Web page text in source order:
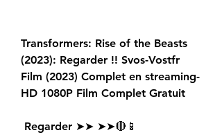
Transformers: Rise of the Beasts
(2023): Regarder !! Svos-Vostfr
Film (2023) Complet en streaming-
HD 1080P Film Complet Gratuit